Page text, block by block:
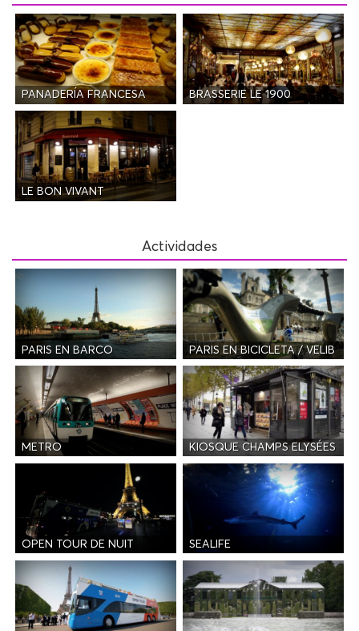
PANADERÍA FRANCESA BRASSERIE LE 1900
LE BON VIVANT
Actividades
PARIS EN BARCO PARIS EN BICICLETA / VELIB
METRO KIOSQUE CHAMPS ELYSÉES
OPEN TOUR DE NUIT SEALIFE